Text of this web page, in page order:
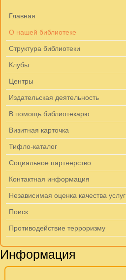
Главная
О нашей библиотеке
Структура библиотеки
Клубы
Центры
Издательская деятельность
В помощь библиотекарю
Визитная карточка
Тифло-каталог
Социальное партнерство
Контактная информация
Независимая оценка качества услуг
Поиск
Противодействие терроризму
Информация